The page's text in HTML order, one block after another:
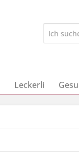
Leckerli